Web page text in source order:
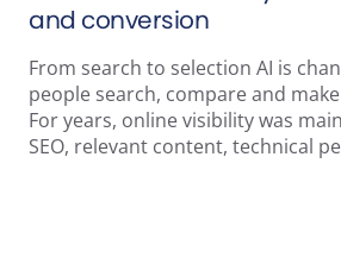
and conversion
From search to selection AI is
people search, compare and
For years, online visibility was
SEO, relevant content, technical